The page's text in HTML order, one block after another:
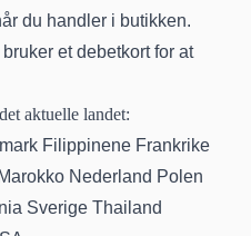
du handler i butikken.
et debetkort for at
aktuelle landet:
Filippinene Frankrike
Marokko Nederland Polen
Sverige Thailand